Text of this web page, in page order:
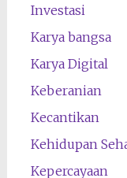
Investasi
Karya bangsa
Karya Digital
Keberanian
Kecantikan
Kehidupan
Kepercayaan